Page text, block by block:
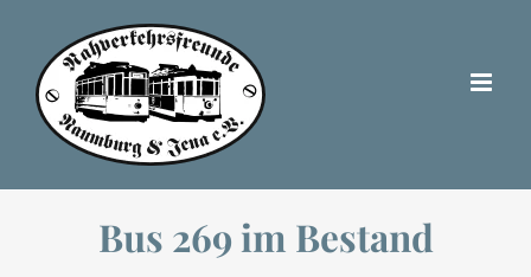
Inhalt
springen
Bus 269 im Bestand